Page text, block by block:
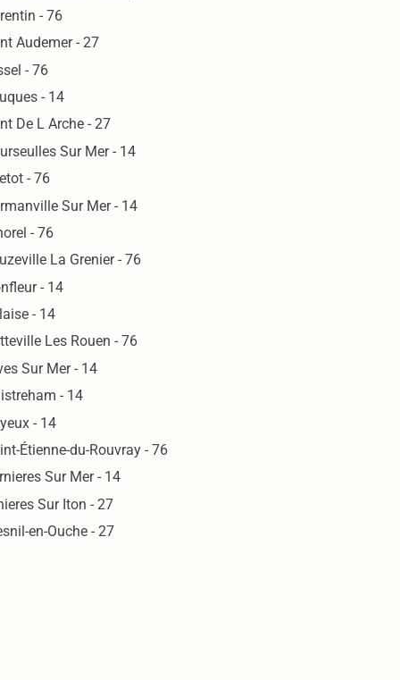
- 76
Audemer - 27
- 76
- 14
De L Arche - 27
Sur Mer - 14
- 76
Sur Mer - 14
- 76
La Grenier - 76
- 14
- 14
Les Rouen - 76
Sur Mer - 14
- 14
- 14
Étienne-du-Rouvray - 76
Sur Mer - 14
Sur Iton - 27
en-Ouche - 27